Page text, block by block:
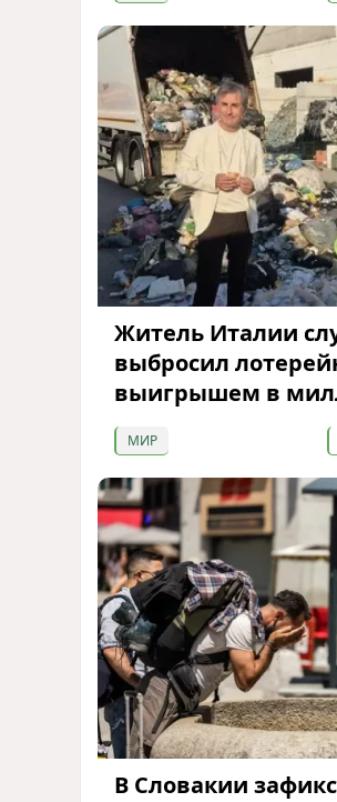
Житель Италии
выбросил
выигрышем в
МИР
В Словакии